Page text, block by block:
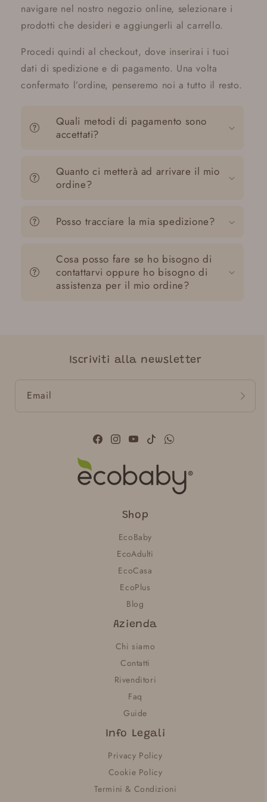
navigare nel nostro negozio online, selezionare i
prodotti che desideri e aggiungerli al carrello.
Procedi quindi al checkout, dove inserirai i tuoi
dati di spedizione e di pagamento. Una volta
confermato l’ordine, penseremo noi a tutto il resto.
Quali metodi di pagamento sono
accettati?
Quanto ci metterà ad arrivare il mio
ordine?
Posso tracciare la mia spedizione?
Cosa posso fare se ho bisogno di
contattarvi oppure ho bisogno di
assistenza per il mio ordine?
Shop
EcoBaby
EcoAdulti
EcoCasa
EcoPlus
Blog
Azienda
Chi siamo
Contatti
Rivenditori
Faq
Guide
Info Legali
Privacy Policy
Cookie Policy
Termini & Condizioni
Iscriviti alla newsletter
Email
Facebook
Instagram
YouTubeTikTokWhatsApp